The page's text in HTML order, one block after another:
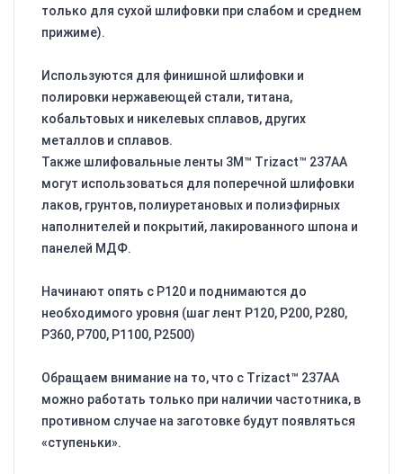
только для сухой шлифовки при слабом и среднем
прижиме).
Используются для финишной шлифовки и
полировки нержавеющей стали, титана,
кобальтовых и никелевых сплавов, других
металлов и сплавов.
Также шлифовальные ленты 3M™ Trizact™ 237AA
могут использоваться для поперечной шлифовки
лаков, грунтов, полиуретановых и полиэфирных
наполнителей и покрытий, лакированного шпона и
панелей МДФ.
Начинают опять с Р120 и поднимаются до
необходимого уровня (шаг лент Р120, Р200, Р280,
Р360, Р700, Р1100, Р2500)
Обращаем внимание на то, что с Trizact™ 237AA
можно работать только при наличии частотника, в
противном случае на заготовке будут появляться
«ступеньки».